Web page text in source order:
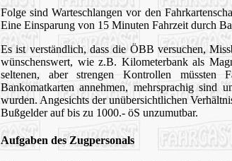
Folge sind Warteschlangen vor den
Eine Einsparung von 15 Minuten Fahrzeit durch
Es ist verständlich, dass die ÖBB versuchen,
wünschenswert, wie z.B. Kilometerbank als
seltenen, aber strengen Kontrollen müssten
Bankomatkarten annehmen, mehrsprachig sind
wurden. Angesichts der unübersichtlichen
Bußgelder auf bis zu 1000.- öS unzumutbar.
Aufgaben des Zugpersonals